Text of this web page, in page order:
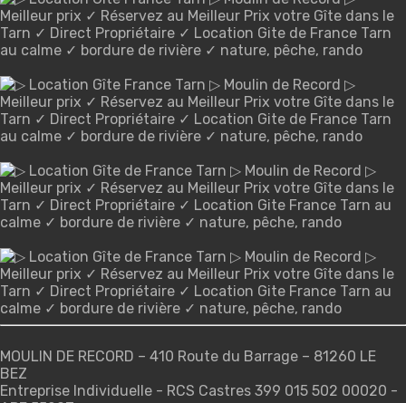
MOULIN DE RECORD – 410 Route du Barrage – 81260 LE
BEZ
Entreprise Individuelle - RCS Castres 399 015 502 00020 -